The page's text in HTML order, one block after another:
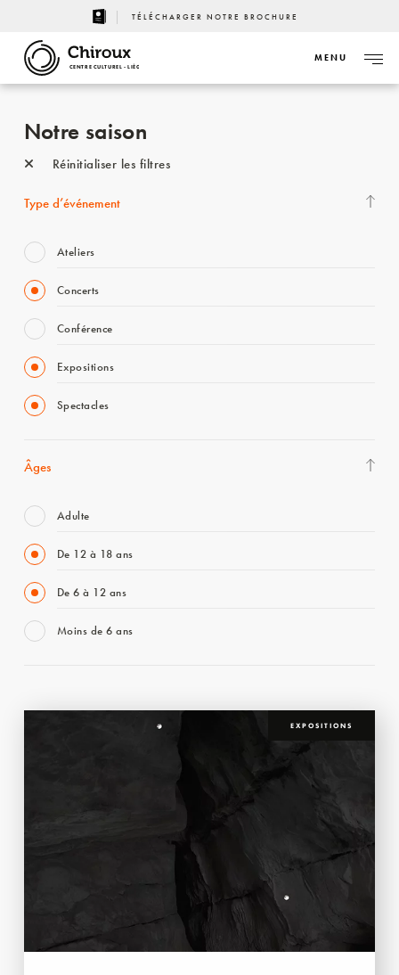
TÉLÉCHARGER NOTRE BROCHURE
CENTRE CULTUREL - LIÈGE
MENU
Notre saison
Réinitialiser les filtres
Type d’événement
Ateliers
Concerts
Conférence
Expositions
Spectacles
Âges
Adulte
De 12 à 18 ans
De 6 à 12 ans
Moins de 6 ans
EXPOSITIONS